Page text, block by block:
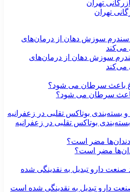
تهران
سوزش دهان از درمان‌های
می‌کند
باعث سرطان می شود؟
بوتاکس تقلبی در زعفرانیه
مضر است؟